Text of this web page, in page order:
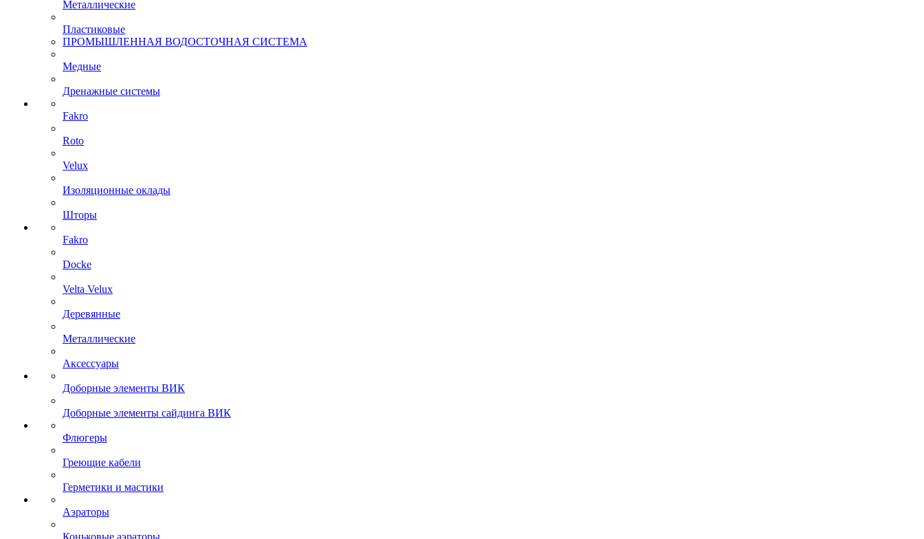
Металлические
Пластиковые
ПРОМЫШЛЕННАЯ ВОДОСТОЧНАЯ СИСТЕМА
Медные
Дренажные системы
Fakro
Roto
Velux
Изоляционные оклады
Шторы
Fakro
Docke
Velta Velux
Деревянные
Металлические
Аксессуары
Доборные элементы ВИК
Доборные элементы сайдинга ВИК
Флюгеры
Греющие кабели
Герметики и мастики
Аэраторы
Коньковые аэраторы